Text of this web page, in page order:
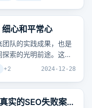
更多的潜在客户。
心和平常心
队的实践成果，也是
索的光明前途。这条
心和平常心，通过SEO
。
+2 2024-12-28
真实的SEO失败案